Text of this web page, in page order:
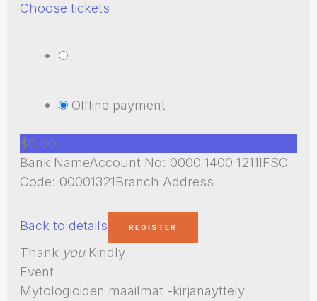
Choose tickets
Offline payment
$0.00
Bank NameAccount No: 0000 1400 1211IFSC
Code: 00001321Branch Address
Back to details
Thank youKindly
Event
Mytologioiden maailmat -kirjanäyttely